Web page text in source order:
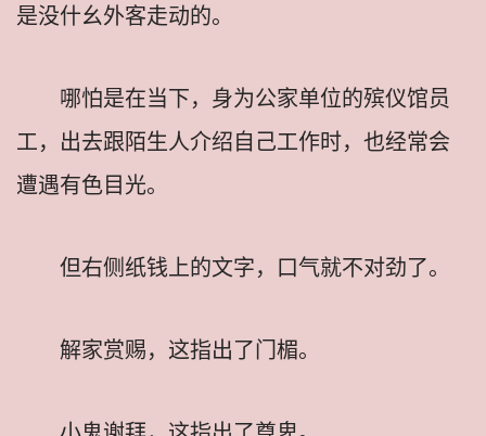
是没什幺外客走动的。
哪怕是在当下，身为公家单位的殡仪馆员
工，出去跟陌生人介绍自己工作时，也经常会
遭遇有色目光。
但右侧纸钱上的文字，口气就不对劲了。
解家赏赐，这指出了门楣。